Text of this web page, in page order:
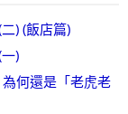
) (飯店篇)
)
何還是「老虎老